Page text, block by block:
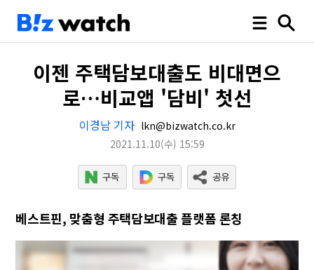
이젠 주택담보대출도 비대면으
로…비교앱 '담비' 첫선
이경남 기자 lkn@bizwatch.co.kr
2021.11.10(수) 15:59
베스트핀, 맞춤형 주택담보대출 플랫폼 론칭